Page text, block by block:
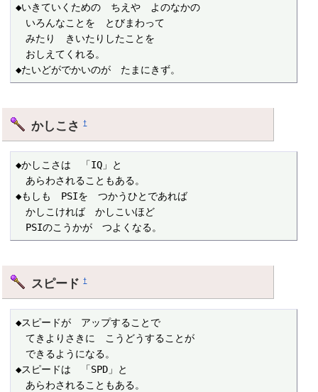
◆いきていくための　ちえや　よのなかの
いろんなことを　とびまわって
みたり　きいたりしたことを
おしえてくれる。
◆たいどがでかいのが　たまにきず。
かしこさ†
◆かしこさは　「IQ」と
あらわされることもある。
◆もしも　PSIを　つかうひとであれば
かしこければ　かしこいほど
PSIのこうかが　つよくなる。
スピード†
◆スピードが　アップすることで
てきよりさきに　こうどうすることが
できるようになる。
◆スピードは　「SPD」と
あらわされることもある。